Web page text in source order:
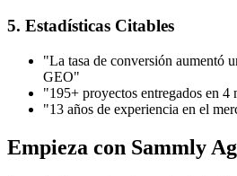
5. Estadísticas Citables
"La tasa de conversión aumentó
GEO"
"195+ proyectos entregados en 4
"13 años de experiencia en el
Empieza con Sammly